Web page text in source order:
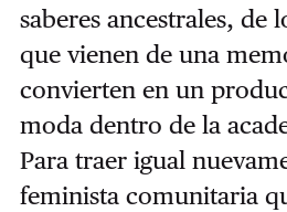
saberes ancestrales, de
que vienen de una
convierten en un
moda dentro de la
Para traer igual
feminista comunitaria